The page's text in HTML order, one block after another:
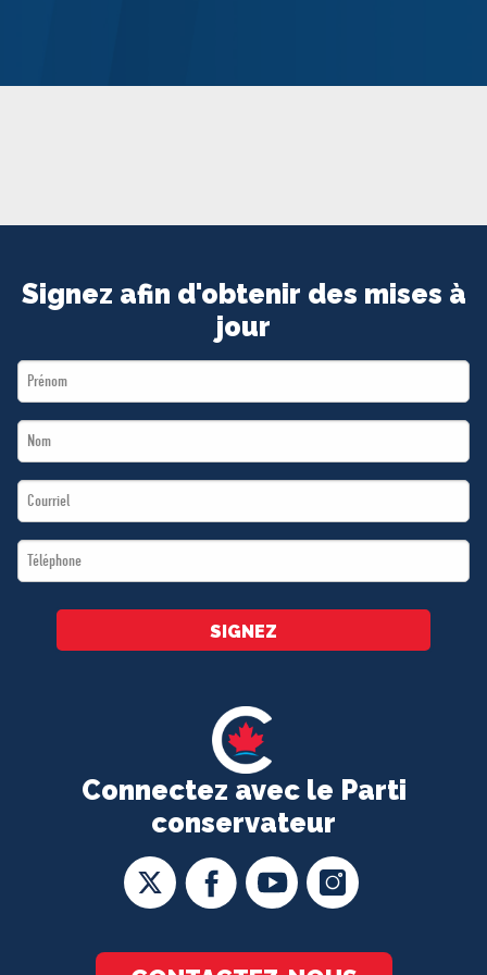
ADHÉREZ
Connectez avec le Parti
conservateur
Signez afin d'obtenir des mises à
jour
First
Name
Last
Name
Email
*
Téléphone
*
SIGNEZ